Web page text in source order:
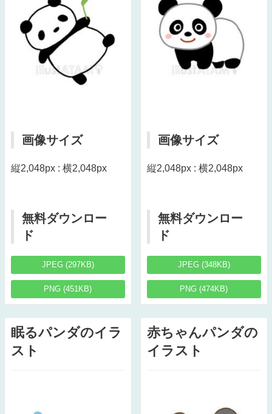
画像サイズ
縦2,048px : 横2,048px
無料ダウンロー
ド
JPEG (297KB)
PNG (451KB)
画像サイズ
縦2,048px : 横2,048px
無料ダウンロー
ド
JPEG (348KB)
PNG (474KB)
眠るパンダのイラ
スト
赤ちゃんパンダの
イラスト